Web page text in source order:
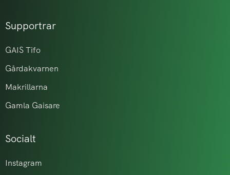
Supportrar
GAIS Tifo
Gårdakvarnen
Makrillarna
Gamla Gaisare
Socialt
Instagram